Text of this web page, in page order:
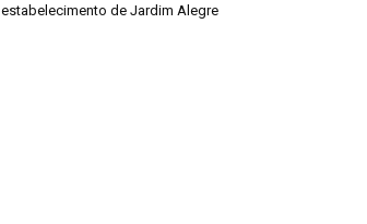
estabelecimento de Jardim Alegre